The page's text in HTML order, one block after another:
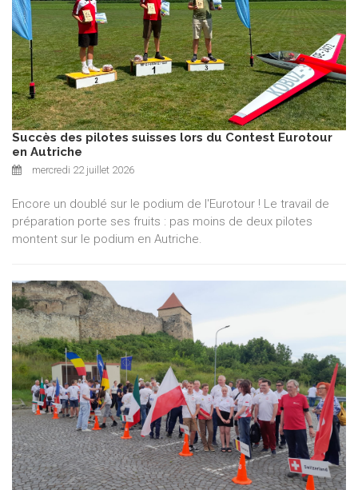
Succès des pilotes suisses lors du Contest Eurotour
en Autriche
mercredi 22 juillet 2026
Encore un doublé sur le podium de l'Eurotour ! Le travail de
préparation porte ses fruits : pas moins de deux pilotes
montent sur le podium en Autriche.